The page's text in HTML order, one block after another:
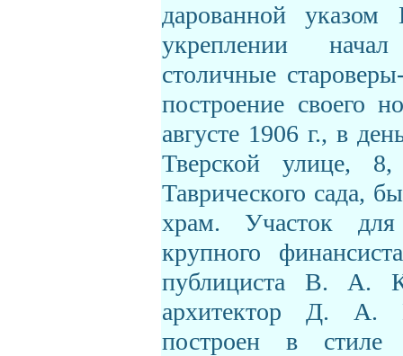
дарованной
укреплении
столичные
построение своего
августе 1906 г., в
Тверской улице,
Таврического сада,
храм. Участок для
крупного
публициста В. А.
архитектор Д. А.
построен в стиле